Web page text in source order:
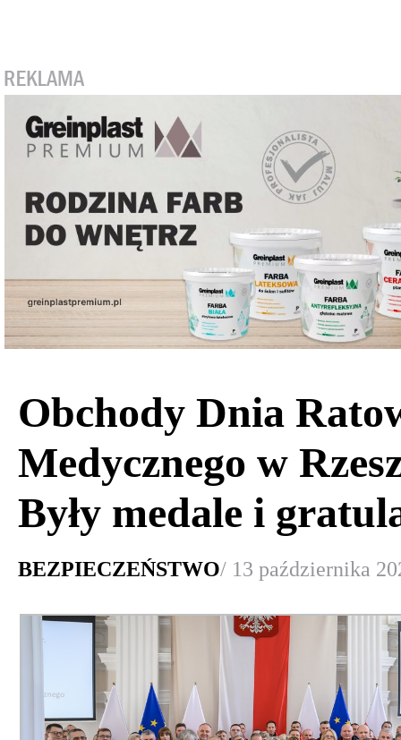
Obchody Dnia
Medycznego w
Były medale i
BEZPIECZEŃSTWO/ 13 października